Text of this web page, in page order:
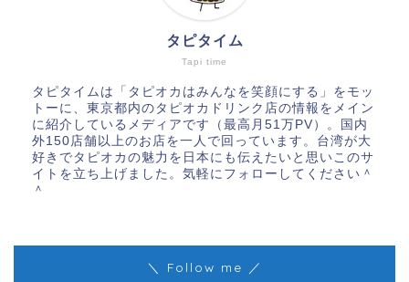
Tapi time
タピタイム
タピタイムは「タピオカはみんなを笑顔にする」をモッ
トーに、東京都内のタピオカドリンク店の情報をメイン
に紹介しているメディアです（最高月51万PV）。国内
外150店舗以上のお店を一人で回っています。台湾が大
好きでタピオカの魅力を日本にも伝えたいと思いこのサ
イトを立ち上げました。気軽にフォローしてください＾
＾
＼ Follow me ／